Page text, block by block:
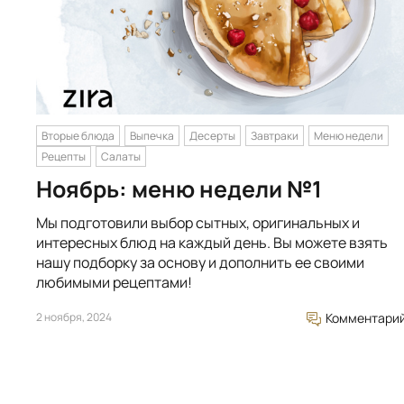
Вторые блюда Выпечка Десерты Завтраки
Меню недели
Рецепты
Салаты
Ноябрь: меню недели №1
Мы подготовили выбор сытных, оригинальных и
интересных блюд на каждый день. Вы можете взять
нашу подборку за основу и дополнить ее своими
любимыми рецептами!
2 ноября, 2024